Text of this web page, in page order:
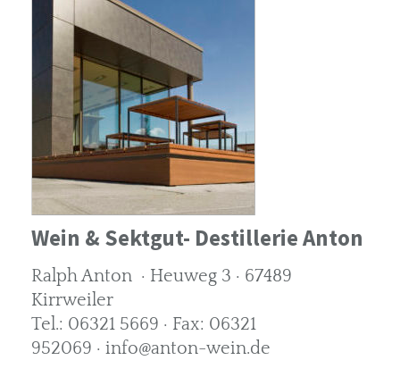
Wein & Sektgut- Destillerie Anton
Ralph Anton · Heuweg 3 · 67489
Kirrweiler
Tel.: 06321 5669 · Fax: 06321
952069 · info@anton-wein.de